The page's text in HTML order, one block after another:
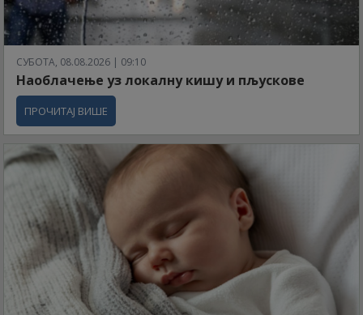
СУБОТА, 08.08.2026 | 09:10
Наоблачење уз локалну кишу и пљускове
ПРОЧИТАЈ ВИШЕ